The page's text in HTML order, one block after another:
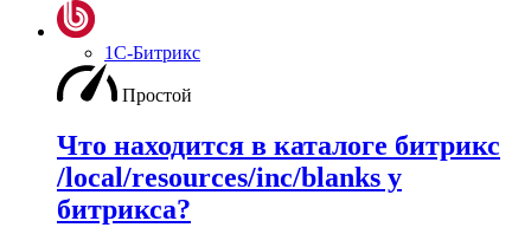
1С-Битрикс
Простой
Что находится в каталоге битрикс
/local/resources/inc/blanks у
битрикса?